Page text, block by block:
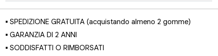
▪ SPEDIZIONE GRATUITA (acquistando almeno 2 gomme)
▪ GARANZIA DI 2 ANNI
▪ SODDISFATTI O RIMBORSATI